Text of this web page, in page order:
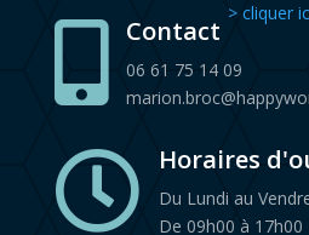
> cliquer
 Contact
06 61 75 14 09
 Horaires
Du Lundi au
De 09h00 à 17h00